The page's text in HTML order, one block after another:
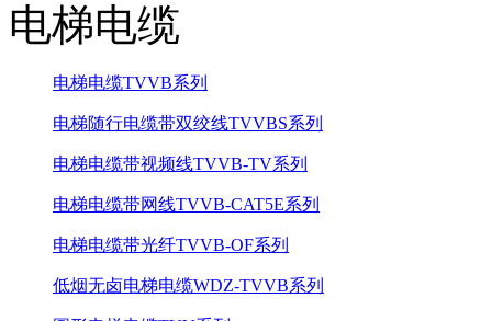
电梯电缆
电梯电缆TVVB系列
电梯随行电缆带双绞线TVVBS系列
电梯电缆带视频线TVVB-TV系列
电梯电缆带网线TVVB-CAT5E系列
电梯电缆带光纤TVVB-OF系列
低烟无卤电梯电缆WDZ-TVVB系列